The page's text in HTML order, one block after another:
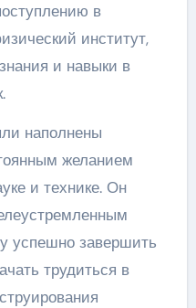
в
институт,
и навыки в
наполнены
желанием
и технике. Он
успешно завершить
трудиться в